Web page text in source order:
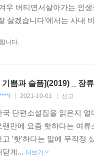
우 버티면서살아가는 인
살겠습니다'에서는 사내
니다.
기쁨과 슬픔](2019) _ 장
2021-10-01 신고
국 단편소설집을 읽은지
랜만에 요즘 핫하다는 여
고 '핫'하다는 말에 무작정
닫게... 더보기